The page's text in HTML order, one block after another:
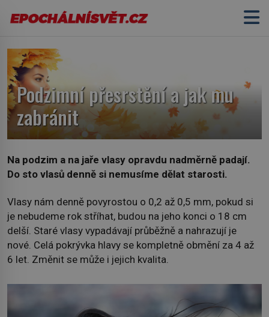
Podzimní přesrstění a jak mu
zabránit
Na podzim a na jaře vlasy opravdu nadměrně padají.
Do sto vlasů denně si nemusíme dělat starosti.
Vlasy nám denně povyrostou o 0,2 až 0,5 mm, pokud si
je nebudeme rok stříhat, budou na jeho konci o 18 cm
delší. Staré vlasy vypadávají průběžně a nahrazují je
nové. Celá pokrývka hlavy se kompletně obmění za 4 až
6 let. Změnit se může i jejich kvalita.